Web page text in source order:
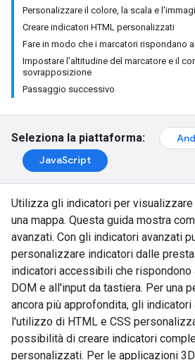
Personalizzare il colore, la scala e
Creare indicatori HTML personalizzati
Fare in modo che i marcatori rispondano
Impostare l'altitudine del marcatore e il
sovrapposizione
Passaggio successivo
Seleziona la piattaforma:
JavaScript
Utilizza gli indicatori per
una mappa. Questa guida mostra
avanzati. Con gli indicatori avanzati
personalizzare indicatori dalle
indicatori accessibili che
DOM e all'input da tastiera. Per una
ancora più approfondita, gli
l'utilizzo di HTML e CSS
possibilità di creare indicatori
personalizzati. Per le applicazioni